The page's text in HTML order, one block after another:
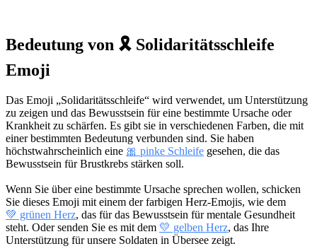
Bedeutung von 🎗️ Solidaritätsschleife
Emoji
Das Emoji „Solidaritätsschleife“ wird verwendet, um Unterstützung
zu zeigen und das Bewusstsein für eine bestimmte Ursache oder
Krankheit zu schärfen. Es gibt sie in verschiedenen Farben, die mit
einer bestimmten Bedeutung verbunden sind. Sie haben
höchstwahrscheinlich eine 🎀 pinke Schleife gesehen, die das
Bewusstsein für Brustkrebs stärken soll.
Wenn Sie über eine bestimmte Ursache sprechen wollen, schicken
Sie dieses Emoji mit einem der farbigen Herz-Emojis, wie dem
💚 grünen Herz, das für das Bewusstsein für mentale Gesundheit
steht. Oder senden Sie es mit dem 💛 gelben Herz, das Ihre
Unterstützung für unsere Soldaten in Übersee zeigt.